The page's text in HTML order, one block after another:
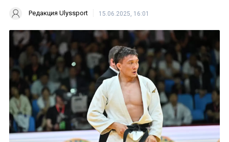
Редакция Ulyssport 15.06.2025, 16:01